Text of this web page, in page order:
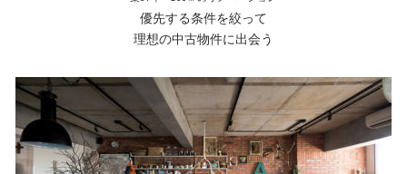
優先する条件を絞って
理想の中古物件に出会う